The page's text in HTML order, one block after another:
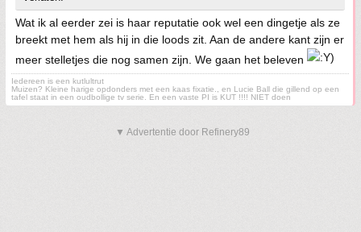
Wat ik al eerder zei is haar reputatie ook wel een dingetje als ze
breekt met hem als hij in die loods zit. Aan de andere kant zijn er
meer stelletjes die nog samen zijn. We gaan het beleven
Iedereen is een kutlultrut
Muizen? Kleine harige opdonders met een kaas fixatie., en Lucie Ball die gillend op een
tafel staat in een oudbollige tv serie. En een vaste PI is KUT !!!! NIET doen
▼ Advertentie door Refinery89